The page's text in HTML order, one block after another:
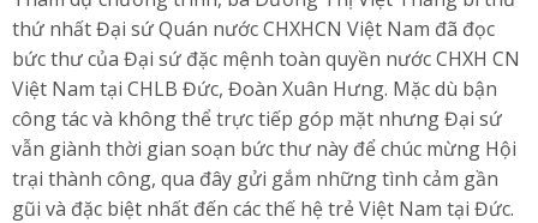
thứ nhất Đại sứ Quán nước CHXHCN Việt Nam đã đọc
bức thư của Đại sứ đặc mệnh toàn quyền nước CHXH CN
Việt Nam tại CHLB Đức, Đoàn Xuân Hưng. Mặc dù bận
công tác và không thể trực tiếp góp mặt nhưng Đại sứ
vẫn giành thời gian soạn bức thư này để chúc mừng Hội
trại thành công, qua đây gửi gắm những tình cảm gần
gũi và đặc biệt nhất đến các thế hệ trẻ Việt Nam tại Đức.